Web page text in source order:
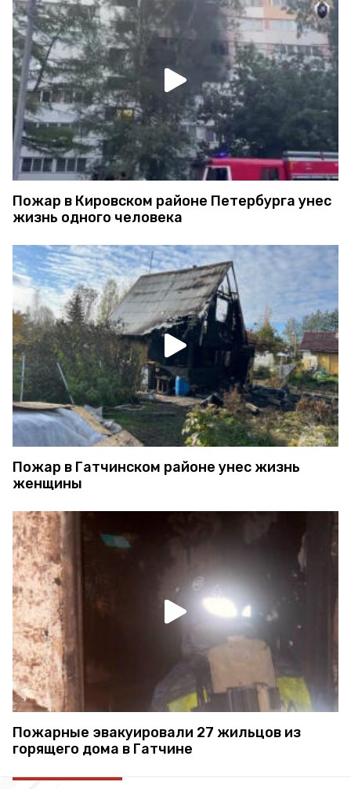
Пожар в Кировском районе Петербурга унес
жизнь одного человека
Пожар в Гатчинском районе унес жизнь
женщины
Пожарные эвакуировали 27 жильцов из
горящего дома в Гатчине